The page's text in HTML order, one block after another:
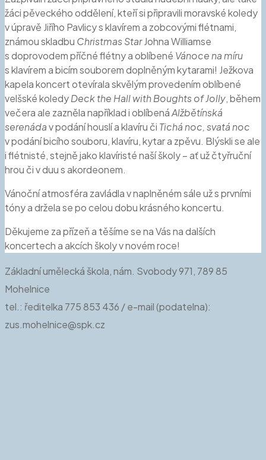
žáci pěveckého oddělení, kteří si připravili moravské koledy
v úpravě Jiřího Pavlicy s klavírem a zobcovými flétnami,
známou skladbu Christmas StarJohna Williamse
s doprovodem příčné flétny a oblíbené Vánoce na míru
s klavírem a bicím souborem doplněným kytarami! Ježkova
kapela koncert otevírala skvělým provedením oblíbené
velšské koledyDeck the Hall with Boughts of Jolly, během
večera ale zazněla například i oblíbenáAlžbětínská
serenádav podání houslí a klavíru či Tichá noc, svatá noc
v podání bicího souboru, klavíru, kytar a zpěvu. Blýskli se ale
i flétnisté, stejně jako klavíristé naší školy – ať už čtyřruční
hrou či v duu s akordeonem.
Vánoční atmosféra zavládla v naplněném sále už s prvními
tóny a držela se po celou dobu krásného koncertu.
Děkujeme za přízeň a těšíme se na Vás na dalších
koncertech a akcích školy v novém roce!
Základní umělecká škola, nám. Svobody 971, 789 85
Mohelnice
tel.: ředitelka 775 853 436 / e-mail (podatelna):
zus.mohelnice@spk.cz